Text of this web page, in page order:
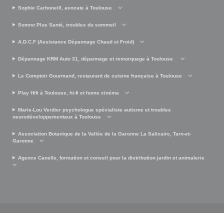
Sophie Carboneill, avocate à Toulouse
Somno Plus Santé, troubles du sommeil
A.D.C.F (Assistance Dépannage Chaud et Froid)
Dépannage KRM Auto 31, dépannage et remorquage à Toulouse
Le Comptoir Gourmand, restaurant de cuisine française à Toulouse
Play Hifi à Toulouse, hi-fi et home cinéma
Marie-Lou Verdier psychologue spécialiste autisme et troubles
neurodéveloppementaux à Toulouse
Association Botanique de la Vallée de la Garonne La Salicaire, Tarn-et-
Garonne
Agence Canelle, formation et conseil pour la distribution jardin et animalerie